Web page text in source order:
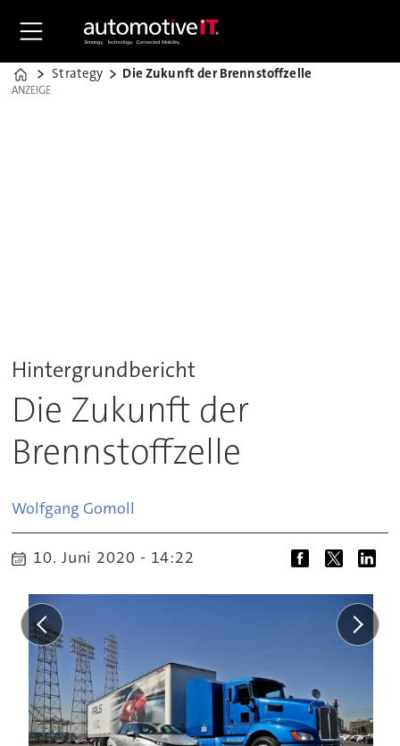
Home
Strategy Die Zukunft der Brennstoffzelle
ANZEIGE
ANZEIGE
Hintergrundbericht
Die Zukunft der
Brennstoffzelle
Wolfgang Gomoll
10. Juni 2020 - 14:22